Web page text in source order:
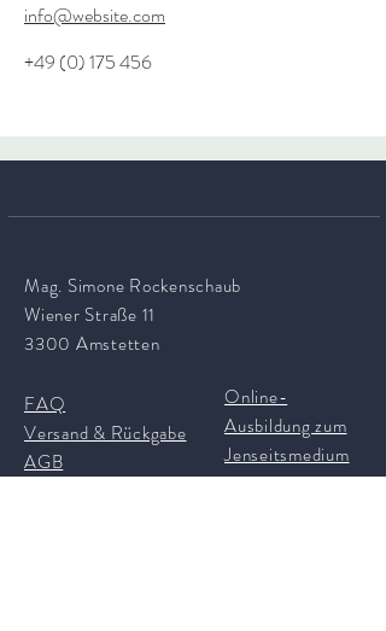
info@website.com
+49 (0) 175 456
Mag. Simone Rockenschaub
Wiener Straße 11
3300 Amstetten
FAQ
Versand & Rückgabe
AGB
Online-
Ausbildung zum
Jenseitsmedium